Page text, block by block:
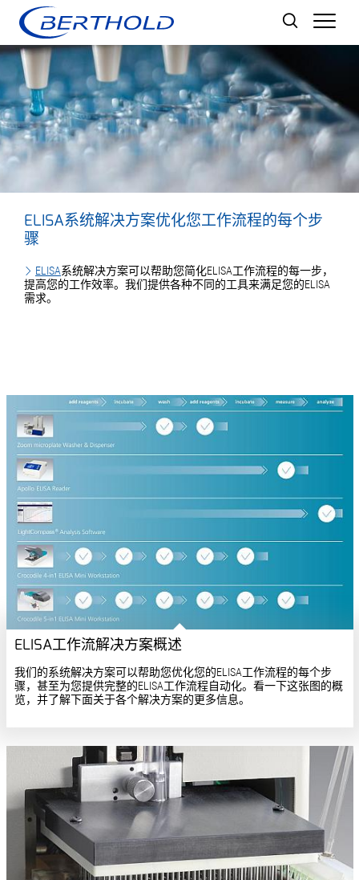
ELISA系统解决方案优化您工作流程的每个步
骤
ELISA系统解决方案可以帮助您简化ELISA工作流程的每一步，
提高您的工作效率。我们提供各种不同的工具来满足您的ELISA
需求。
ELISA工作流解决方案概述
我们的系统解决方案可以帮助您优化您的ELISA工作流程的每个步
骤，甚至为您提供完整的ELISA工作流程自动化。看一下这张图的概
览，并了解下面关于各个解决方案的更多信息。